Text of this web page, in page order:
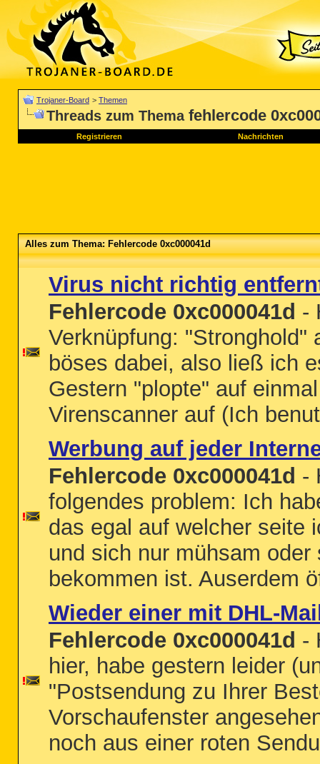
Trojaner-Board > Themen
Threads zum Thema fehlercode
Registrieren Nachrichten
Alles zum Thema: Fehlercode 0xc000041d
Virus nicht richtig
Fehlercode 0xc000041d -
Verknüpfung:
böses dabei, also ließ ich
Gestern "plopte" auf
Virenscanner auf (Ich
Werbung auf jeder
Fehlercode 0xc000041d -
folgendes problem: Ich
das egal auf welcher seite
und sich nur mühsam
bekommen ist. Auserdem
Wieder einer mit DHL-
Fehlercode 0xc000041d -
hier, habe gestern leider
"Postsendung zu Ihrer
Vorschaufenster
noch aus einer roten